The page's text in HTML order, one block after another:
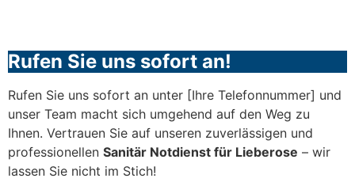
Rufen Sie uns sofort an!
Rufen Sie uns sofort an unter [Ihre Telefonnummer] und
unser Team macht sich umgehend auf den Weg zu
Ihnen. Vertrauen Sie auf unseren zuverlässigen und
professionellen Sanitär Notdienst für Lieberose – wir
lassen Sie nicht im Stich!